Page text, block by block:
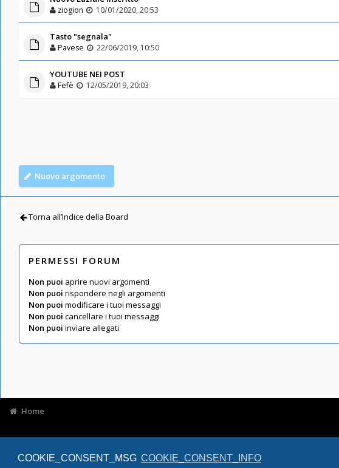
COOKIE_CONSENT_MSG COOKIE_CONSENT_INFO
ziogion 10/01/2020, 20:53
Tasto "segnala"
Pavese 22/06/2019, 10:50
YOUTUBE NEI POST
Fefè 12/05/2019, 20:03
Nuovo argomento
Torna all’Indice della Board
PERMESSI FORUM
Non puoi aprire nuovi argomenti
Non puoi rispondere negli argomenti
Non puoi modificare i tuoi messaggi
Non puoi cancellare i tuoi messaggi
Non puoi inviare allegati
Home